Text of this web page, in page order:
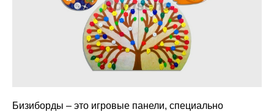
Бизиборды – это игровые панели, специально